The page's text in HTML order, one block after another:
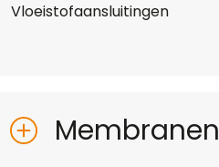
Vloeistofaansluitingen
Membranen